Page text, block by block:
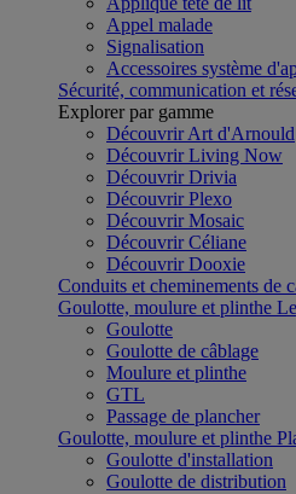
Appel malade
Signalisation
Accessoires système
Sécurité, communication et
Explorer par gamme
Découvrir Art d'Arnould
Découvrir Living Now
Découvrir Drivia
Découvrir Plexo
Découvrir Mosaic
Découvrir Céliane
Découvrir Dooxie
Conduits et cheminements de
Goulotte, moulure et plinthe
Goulotte
Goulotte de câblage
Moulure et plinthe
GTL
Passage de plancher
Goulotte, moulure et plinthe
Goulotte d'installation
Goulotte de distribution